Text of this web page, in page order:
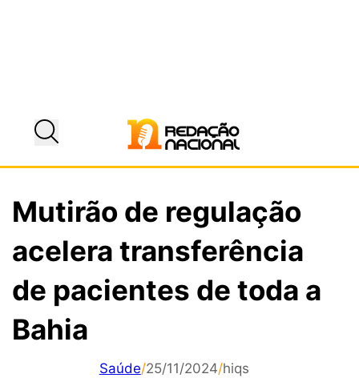
Mutirão de regulação
acelera transferência
de pacientes de toda a
Bahia
Saúde/25/11/2024/hiqs